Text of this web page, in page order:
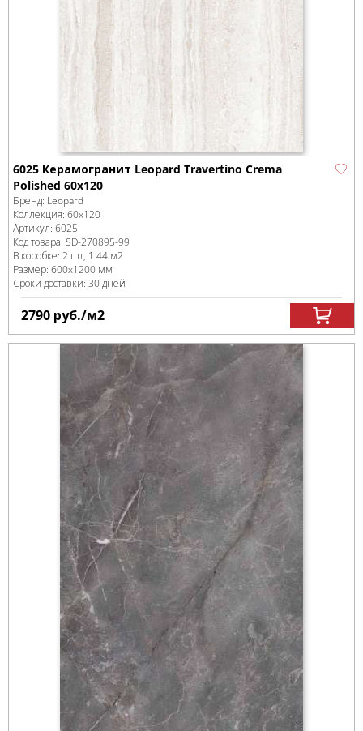
6025 Керамогранит Leopard Travertino Crema
Polished 60x120
Бренд: Leopard
Коллекция: 60x120
Артикул: 6025
Код товара: SD-270895-99
В коробке: 2 шт, 1.44 м2
Размер: 600x1200 мм
Сроки доставки: 30 дней
2790 руб./м2